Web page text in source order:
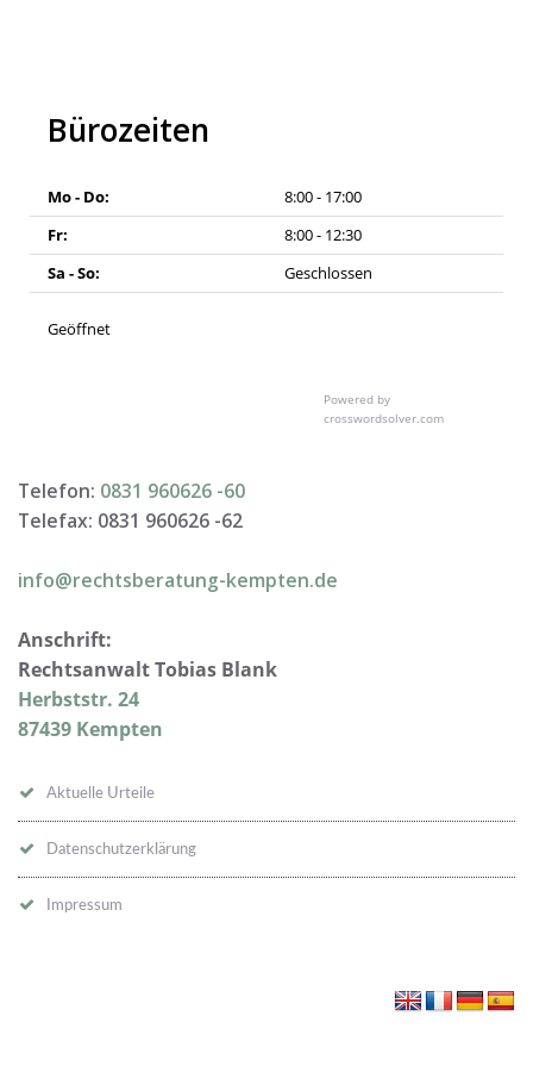
Bürozeiten
Mo - Do:
8:00 - 17:00
Fr:
8:00 - 12:30
Sa - So:
Geschlossen
Geöffnet
Powered by
crosswordsolver.com
Telefon: 0831 960626 -60
Telefax: 0831 960626 -62
info@rechtsberatung-kempten.de
Anschrift:
Rechtsanwalt Tobias Blank
Herbststr. 24
87439 Kempten
Aktuelle Urteile
Datenschutzerklärung
Impressum